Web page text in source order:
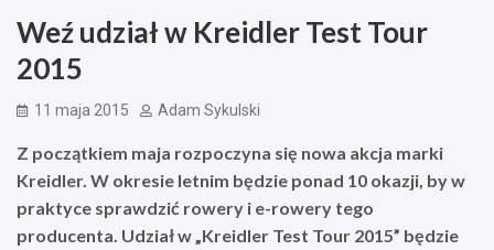
Weź udział w Kreidler Test Tour
2015
11 maja 2015 Adam Sykulski
Z początkiem maja rozpoczyna się nowa akcja marki
Kreidler. W okresie letnim będzie ponad 10 okazji, by w
praktyce sprawdzić rowery i e-rowery tego
producenta. Udział w „Kreidler Test Tour 2015” będzie